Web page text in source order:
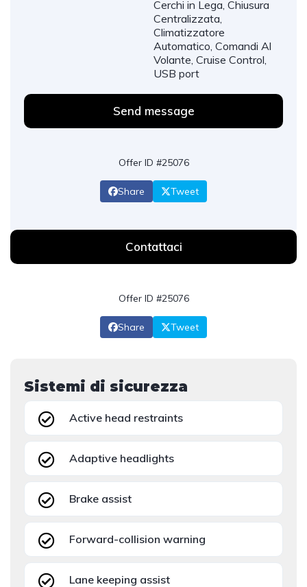
Cerchi in Lega, Chiusura
Centralizzata,
Climatizzatore
Automatico, Comandi Al
Volante, Cruise Control,
USB port
Send message
Offer ID #25076
Share Tweet
Contattaci
Offer ID #25076
Share Tweet
Sistemi di sicurezza
Active head restraints
Adaptive headlights
Brake assist
Forward-collision warning
Lane keeping assist